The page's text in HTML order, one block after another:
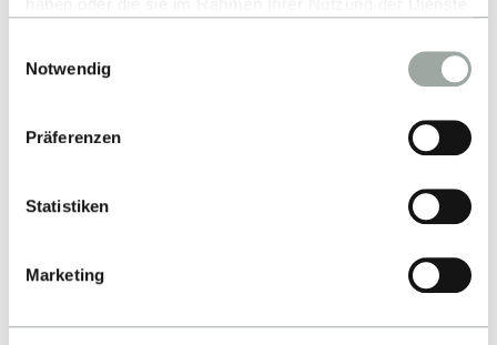
Alles zum Thema Cookies und personenbezogene
Datenverarbeitung entnehmen Sie unserer
Notwendig
Präferenzen
Statistiken
Marketing